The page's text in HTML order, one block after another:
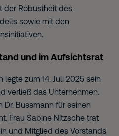
der Robustheit des
sowie mit den
und im Aufsichtsrat
legte zum 14. Juli 2025 sein
verließ das Unternehmen.
Bussmann für seinen
Frau Sabine Nitzsche trat
und Mitglied des Vorstands